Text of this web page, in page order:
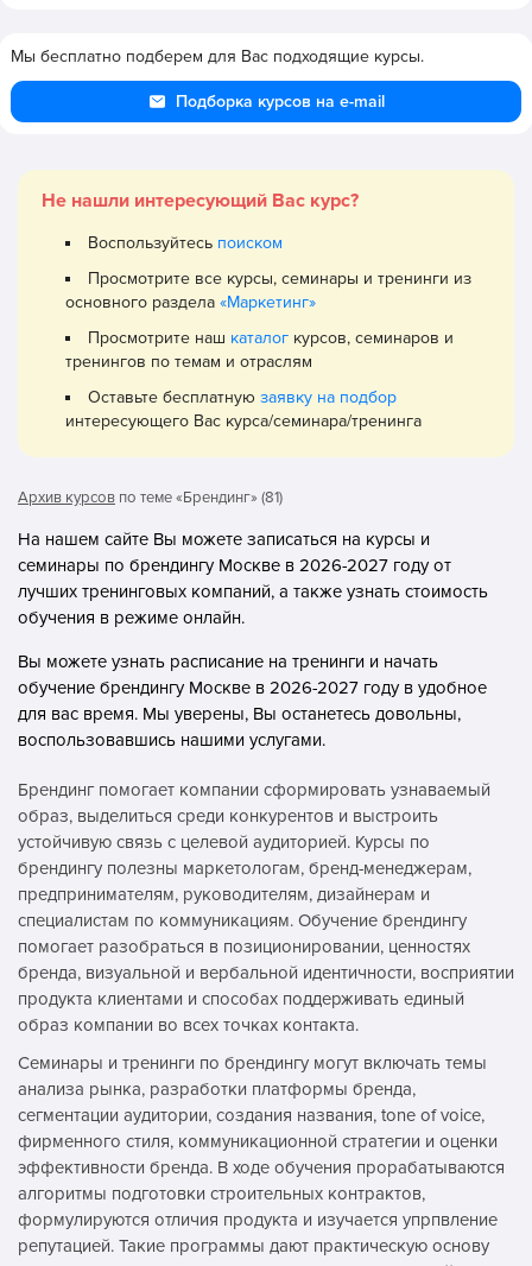
Мы бесплатно подберем для Вас подходящие курсы.
Подборка курсов на e-mail
Не нашли интересующий Вас курс?
Воспользуйтесь поиском
Просмотрите все курсы, семинары и тренинги из
основного раздела «Маркетинг»
Просмотрите наш каталог курсов, семинаров и
тренингов по темам и отраслям
Оставьте бесплатнуюзаявку на подбор
интересующего Вас курса/семинара/тренинга
Архив курсов по теме «Брендинг» (81)
На нашем сайте Вы можете записаться на курсы и
семинары по брендингу Москве в 2026-2027 году от
лучших тренинговых компаний, а также узнать стоимость
обучения в режиме онлайн.
Вы можете узнать расписание на тренинги и начать
обучение брендингу Москве в 2026-2027 году в удобное
для вас время. Мы уверены, Вы останетесь довольны,
воспользовавшись нашими услугами.
Брендинг помогает компании сформировать узнаваемый
образ, выделиться среди конкурентов и выстроить
устойчивую связь с целевой аудиторией. Курсы по
брендингу полезны маркетологам, бренд-менеджерам,
предпринимателям, руководителям, дизайнерам и
специалистам по коммуникациям. Обучение брендингу
помогает разобраться в позиционировании, ценностях
бренда, визуальной и вербальной идентичности, восприятии
продукта клиентами и способах поддерживать единый
образ компании во всех точках контакта.
Семинары и тренинги по брендингу могут включать темы
анализа рынка, разработки платформы бренда,
сегментации аудитории, создания названия, tone of voice,
фирменного стиля, коммуникационной стратегии и оценки
эффективности бренда. В ходе обучения прорабатываются
алгоритмы подготовки строительных контрактов,
формулируются отличия продукта и изучается упрпвление
репутацией. Такие программы дают практическую основу